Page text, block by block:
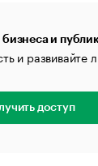
и
и развивайте
доступ